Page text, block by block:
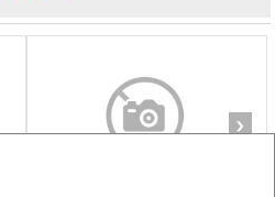
›